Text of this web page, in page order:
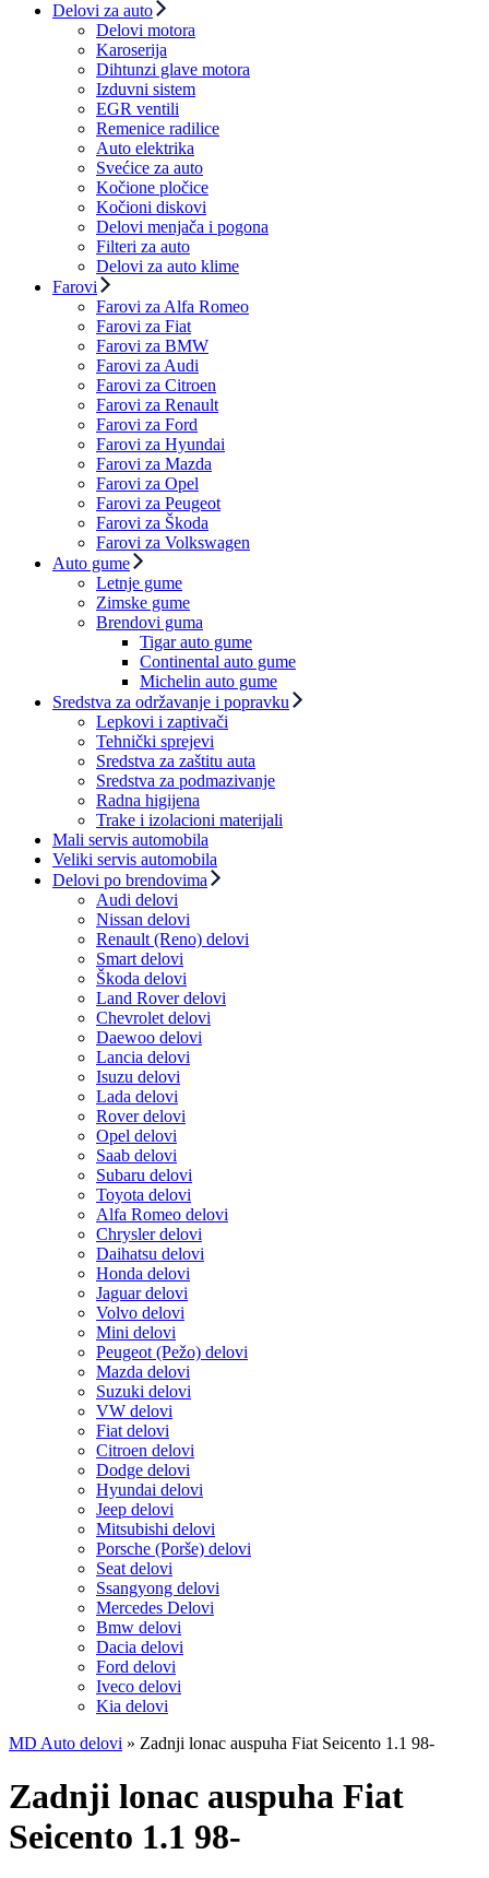
Delovi za auto
Delovi motora
Karoserija
Dihtunzi glave motora
Izduvni sistem
EGR ventili
Remenice radilice
Auto elektrika
Svećice za auto
Kočione pločice
Kočioni diskovi
Delovi menjača i pogona
Filteri za auto
Delovi za auto klime
Farovi
Farovi za Alfa Romeo
Farovi za Fiat
Farovi za BMW
Farovi za Audi
Farovi za Citroen
Farovi za Renault
Farovi za Ford
Farovi za Hyundai
Farovi za Mazda
Farovi za Opel
Farovi za Peugeot
Farovi za Škoda
Farovi za Volkswagen
Auto gume
Letnje gume
Zimske gume
Brendovi guma
Tigar auto gume
Continental auto gume
Michelin auto gume
Sredstva za održavanje i popravku
Lepkovi i zaptivači
Tehnički sprejevi
Sredstva za zaštitu auta
Sredstva za podmazivanje
Radna higijena
Trake i izolacioni materijali
Mali servis automobila
Veliki servis automobila
Delovi po brendovima
Audi delovi
Nissan delovi
Renault (Reno) delovi
Smart delovi
Škoda delovi
Land Rover delovi
Chevrolet delovi
Daewoo delovi
Lancia delovi
Isuzu delovi
Lada delovi
Rover delovi
Opel delovi
Saab delovi
Subaru delovi
Toyota delovi
Alfa Romeo delovi
Chrysler delovi
Daihatsu delovi
Honda delovi
Jaguar delovi
Volvo delovi
Mini delovi
Peugeot (Pežo) delovi
Mazda delovi
Suzuki delovi
VW delovi
Fiat delovi
Citroen delovi
Dodge delovi
Hyundai delovi
Jeep delovi
Mitsubishi delovi
Porsche (Porše) delovi
Seat delovi
Ssangyong delovi
Mercedes Delovi
Bmw delovi
Dacia delovi
Ford delovi
Iveco delovi
Kia delovi
MD Auto delovi » Zadnji lonac auspuha Fiat Seicento 1.1 98-
Zadnji lonac auspuha Fiat
Seicento 1.1 98-